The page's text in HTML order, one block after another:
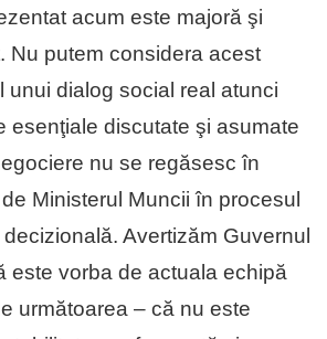
acum este majoră şi
Nu putem considera acest
unui dialog social real atunci
esenţiale discutate şi asumate
nu se regăsesc în
Ministerul Muncii în procesul
Avertizăm Guvernul
este vorba de actuala echipă
următoarea – că nu este